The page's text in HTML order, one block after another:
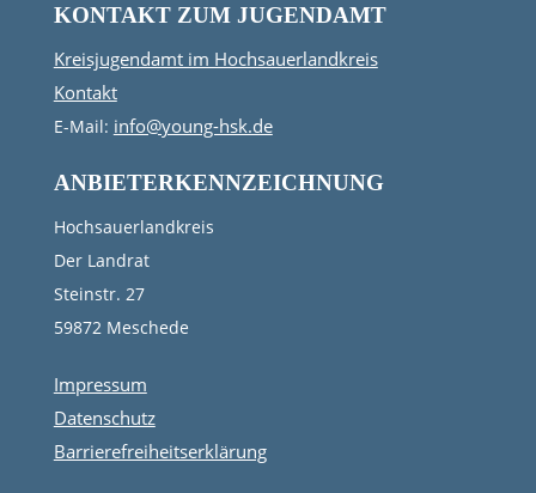
KONTAKT ZUM JUGENDAMT
Kreisjugendamt im Hochsauerlandkreis
Kontakt
E-Mail: info@young-hsk.de
ANBIETERKENNZEICHNUNG
Hochsauerlandkreis
Der Landrat
Steinstr. 27
59872 Meschede
Impressum
Datenschutz
Barrierefreiheitserklärung